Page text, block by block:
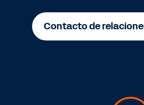
Contacto de